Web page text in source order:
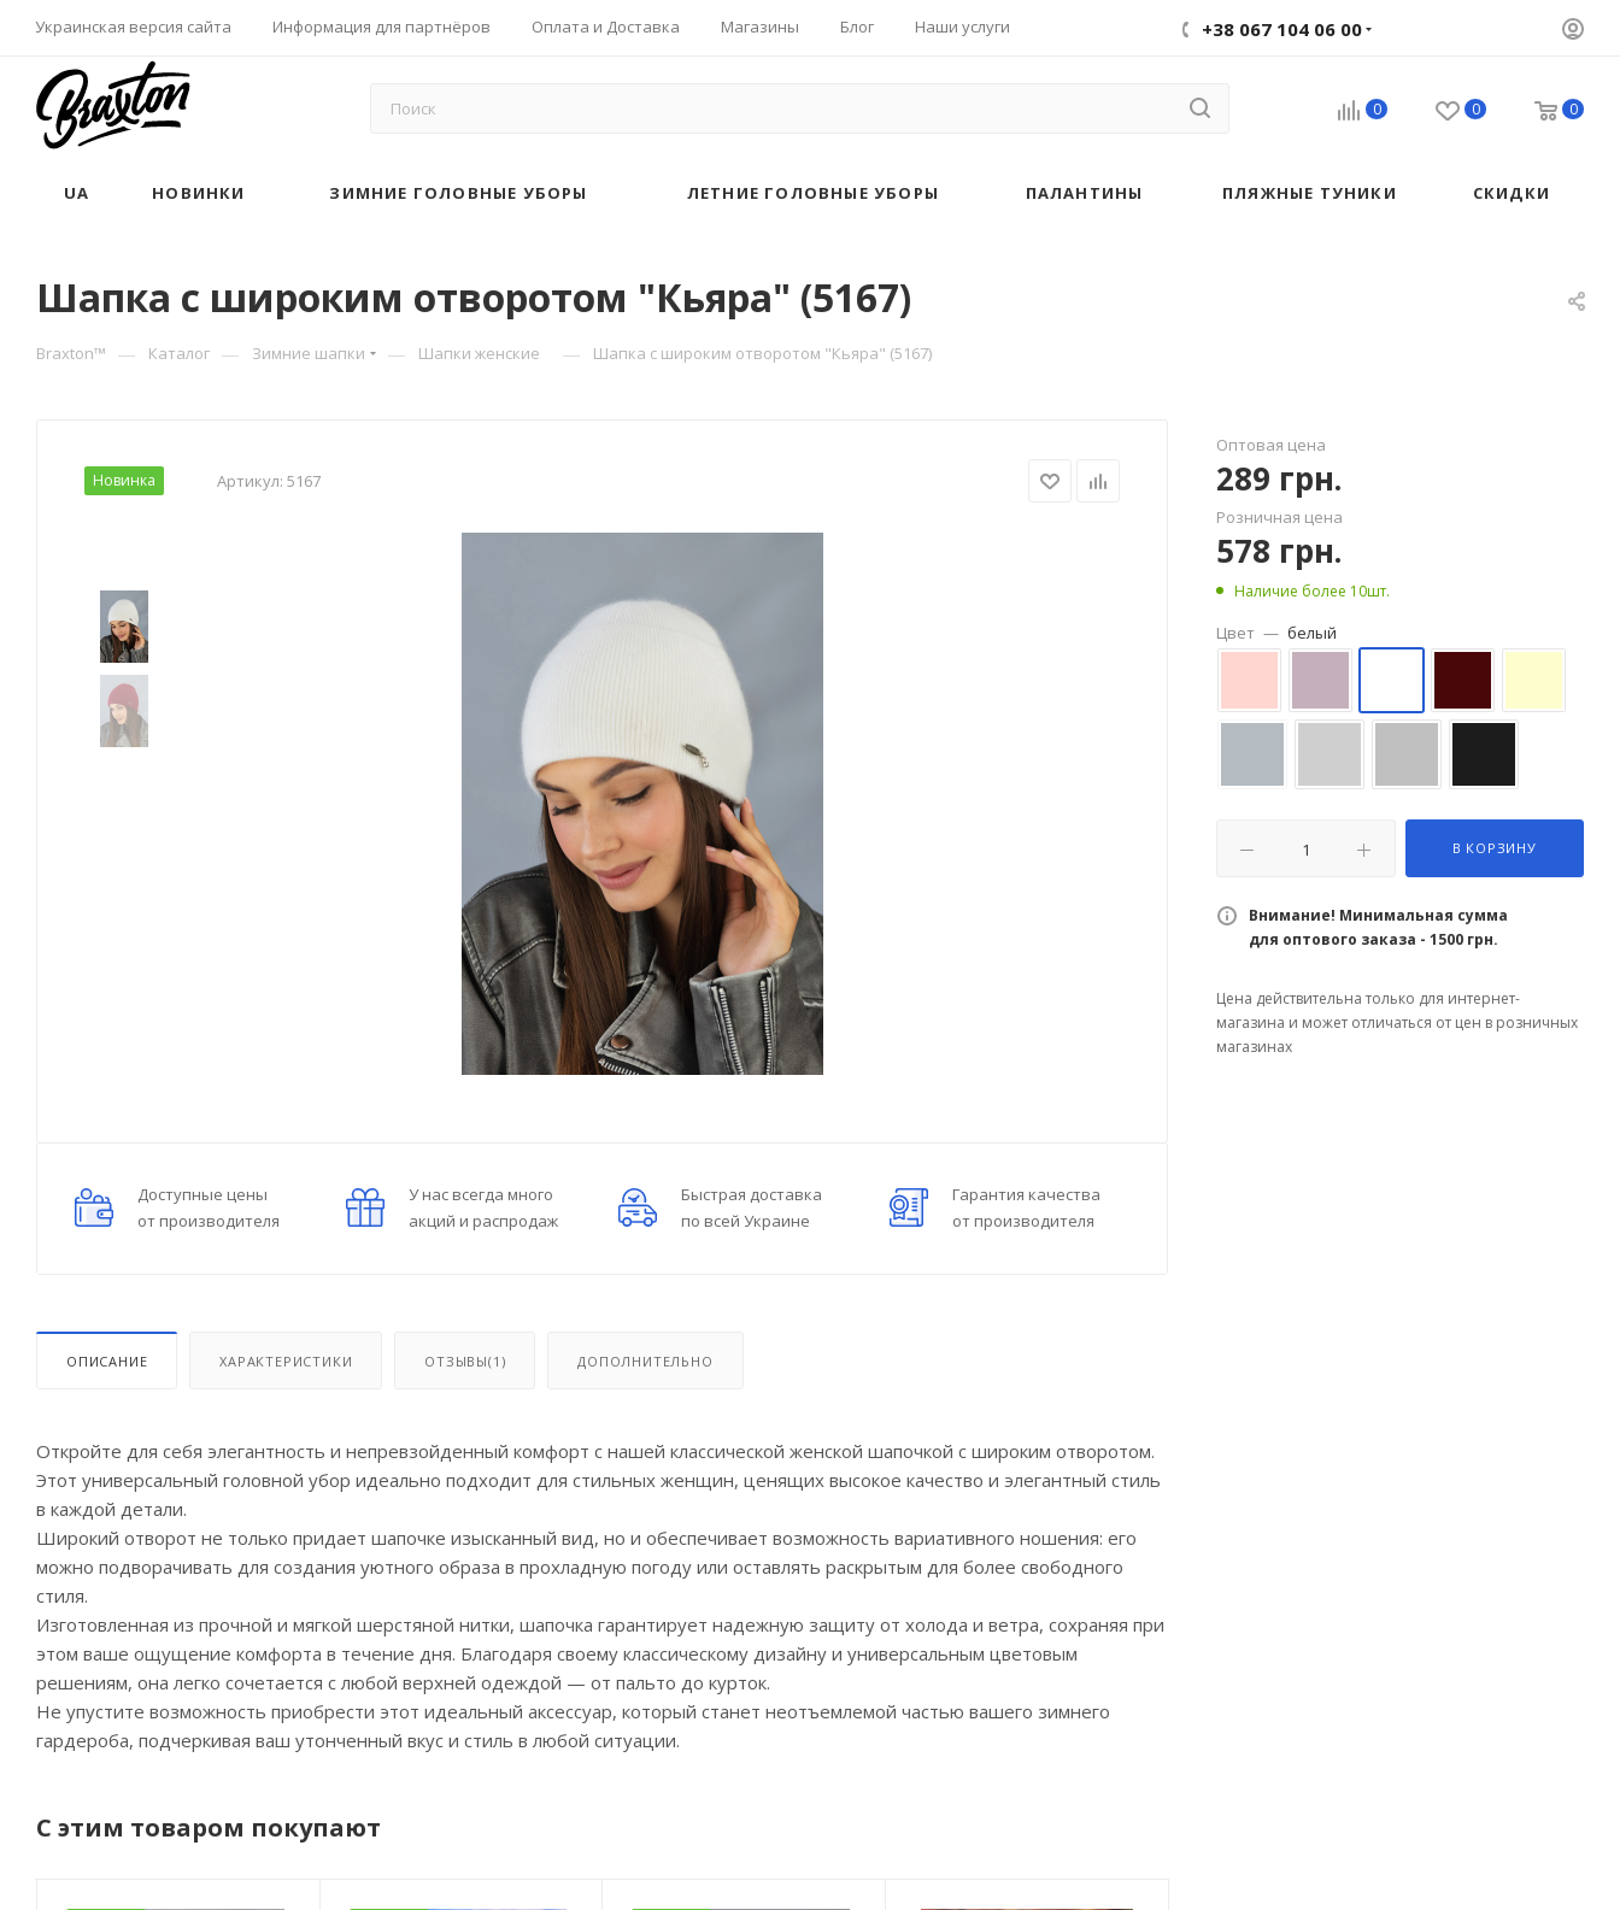
Украинская версия сайта Информация для партнёров Оплата и Доставка Магазины Блог Наши услуги +38 067 104 06 00
0 0 0
UA НОВИНКИ ЗИМНИЕ ГОЛОВНЫЕ УБОРЫ ЛЕТНИЕ ГОЛОВНЫЕ УБОРЫ ПАЛАНТИНЫ ПЛЯЖНЫЕ ТУНИКИ СКИДКИ
Шапка с широким отворотом "Кьяра" (5167)
Braxton™ — Каталог — Зимние шапки — Шапки женские — Шапка с широким отворотом "Кьяра" (5167)
Новинка Артикул: 5167
Доступные цены
от производителя
У нас всегда много
акций и распродаж
Быстрая доставка
по всей Украине
Гарантия качества
от производителя
ОПИСАНИЕ ХАРАКТЕРИСТИКИ ОТЗЫВЫ(1) ДОПОЛНИТЕЛЬНО
Откройте для себя элегантность и непревзойденный комфорт с нашей классической женской шапочкой с широким отворотом.
Этот универсальный головной убор идеально подходит для стильных женщин, ценящих высокое качество и элегантный стиль
в каждой детали.
Широкий отворот не только придает шапочке изысканный вид, но и обеспечивает возможность вариативного ношения: его
можно подворачивать для создания уютного образа в прохладную погоду или оставлять раскрытым для более свободного
стиля.
Изготовленная из прочной и мягкой шерстяной нитки, шапочка гарантирует надежную защиту от холода и ветра, сохраняя при
этом ваше ощущение комфорта в течение дня. Благодаря своему классическому дизайну и универсальным цветовым
решениям, она легко сочетается с любой верхней одеждой — от пальто до курток.
Не упустите возможность приобрести этот идеальный аксессуар, который станет неотъемлемой частью вашего зимнего
гардероба, подчеркивая ваш утонченный вкус и стиль в любой ситуации.
С этим товаром покупают
Оптовая цена
289 грн.
Розничная цена
578 грн.
Наличие более 10шт.
Цвет — белый
В КОРЗИНУ
Внимание! Минимальная сумма
для оптового заказа - 1500 грн.
Цена действительна только для интернет-
магазина и может отличаться от цен в розничных
магазинах